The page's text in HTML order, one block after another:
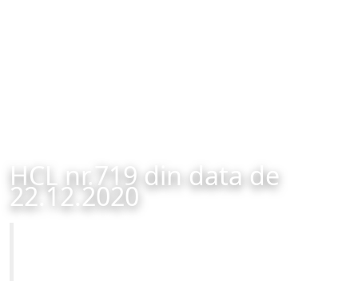
HCL nr.719 din data de
22.12.2020